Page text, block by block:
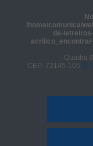
/home/comunica/
de-
- Quadra
CEP: 72145-105